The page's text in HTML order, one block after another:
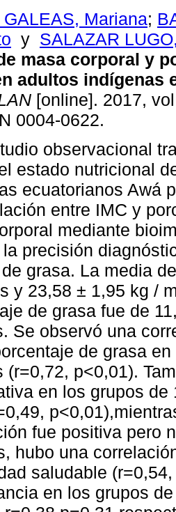
Mariana;
y SALAZAR
masa corporal y
adultos indígenas
[online]. 2017,
0004-0622.
observacional
estado nutricional
ecuatorianos Awá
entre IMC y
mediante
precisión
grasa. La media
y 23,58 ± 1,95 kg /
de grasa fue de
Se observó una
de grasa
(r=0,72, p<0,01).
en los grupos de
fue positiva pero
hubo una
saludable
en los grupos